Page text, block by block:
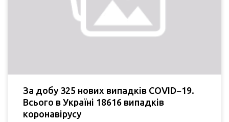
За добу 325 нових випадків COVID−19.
Всього в Україні 18616 випадків
коронавірусу